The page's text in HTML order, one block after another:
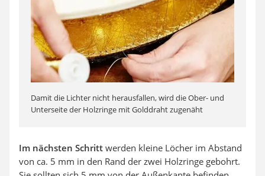
Damit die Lichter nicht herausfallen, wird die Ober- und
Unterseite der Holzringe mit Golddraht zugenäht
Im nächsten Schritt werden kleine Löcher im Abstand
von ca. 5 mm in den Rand der zwei Holzringe gebohrt.